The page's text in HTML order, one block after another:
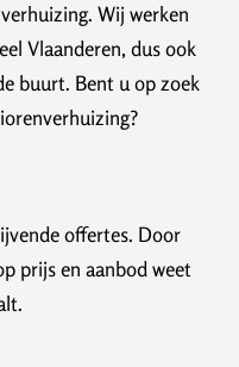
Wij werken
Vlaanderen, dus ook
buurt. Bent u op zoek
offertes. Door
prijs en aanbod weet